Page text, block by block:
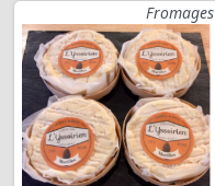
Fromages